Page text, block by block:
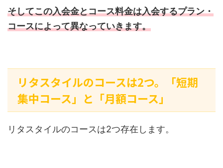
そしてこの入会金とコース料金は入会するプラン・
コースによって異なっていきます。
リタスタイルのコースは2つ。「短期
集中コース」と「月額コース」
リタスタイルのコースは2つ存在します。